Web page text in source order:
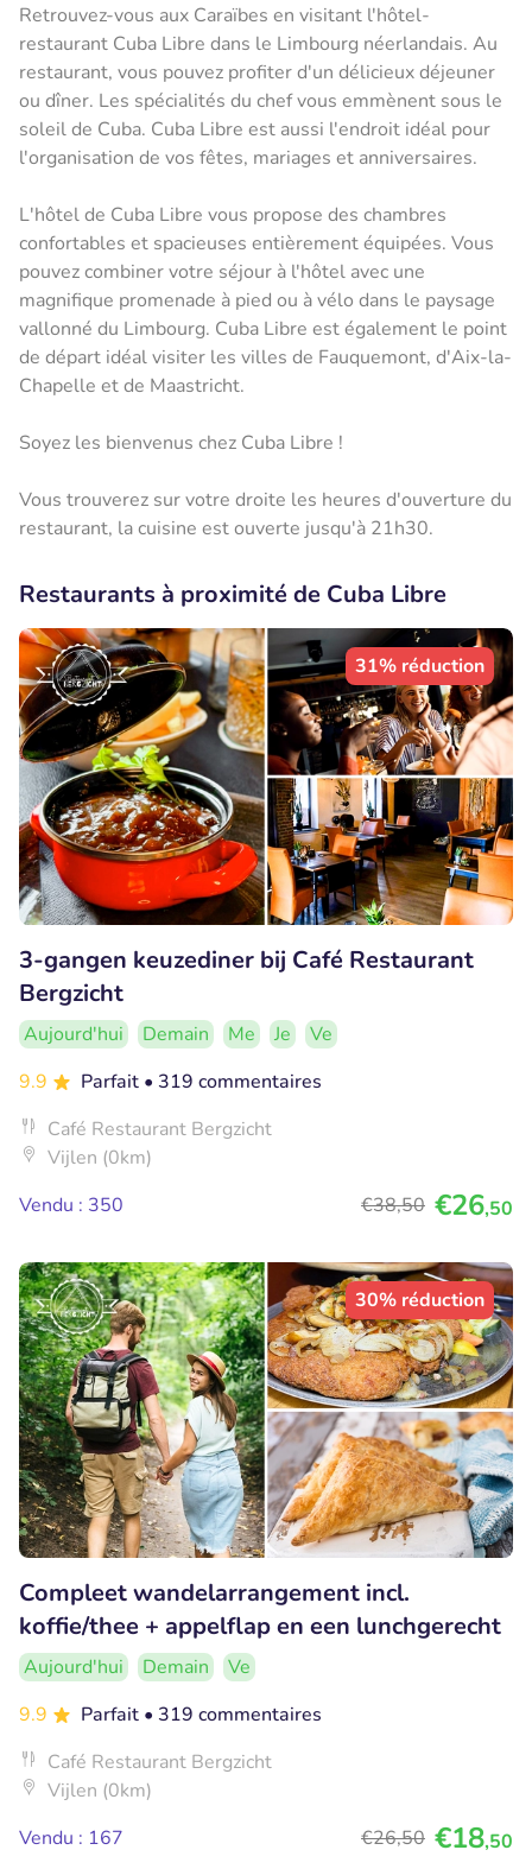
Retrouvez-vous aux Caraïbes en visitant l'hôtel-
restaurant Cuba Libre dans le Limbourg néerlandais. Au
restaurant, vous pouvez profiter d'un délicieux déjeuner
ou dîner. Les spécialités du chef vous emmènent sous le
soleil de Cuba. Cuba Libre est aussi l'endroit idéal pour
l'organisation de vos fêtes, mariages et anniversaires.
L'hôtel de Cuba Libre vous propose des chambres
confortables et spacieuses entièrement équipées. Vous
pouvez combiner votre séjour à l'hôtel avec une
magnifique promenade à pied ou à vélo dans le paysage
vallonné du Limbourg. Cuba Libre est également le point
de départ idéal visiter les villes de Fauquemont, d'Aix-la-
Chapelle et de Maastricht.
Soyez les bienvenus chez Cuba Libre !
Vous trouverez sur votre droite les heures d'ouverture du
restaurant, la cuisine est ouverte jusqu'à 21h30.
Restaurants à proximité de Cuba Libre
31% réduction
3-gangen keuzediner bij Café Restaurant
Bergzicht
Aujourd'hui Demain Me Je
Ve
9.9
Parfait • 319 commentaires
Café Restaurant Bergzicht
Vijlen (0km)
Vendu : 350
€38,50 €26,50
30% réduction
Compleet wandelarrangement incl.
koffie/thee + appelflap en een lunchgerecht
Aujourd'hui Demain
Ve
9.9
Parfait • 319 commentaires
Café Restaurant Bergzicht
Vijlen (0km)
Vendu : 167
€26,50 €18,50